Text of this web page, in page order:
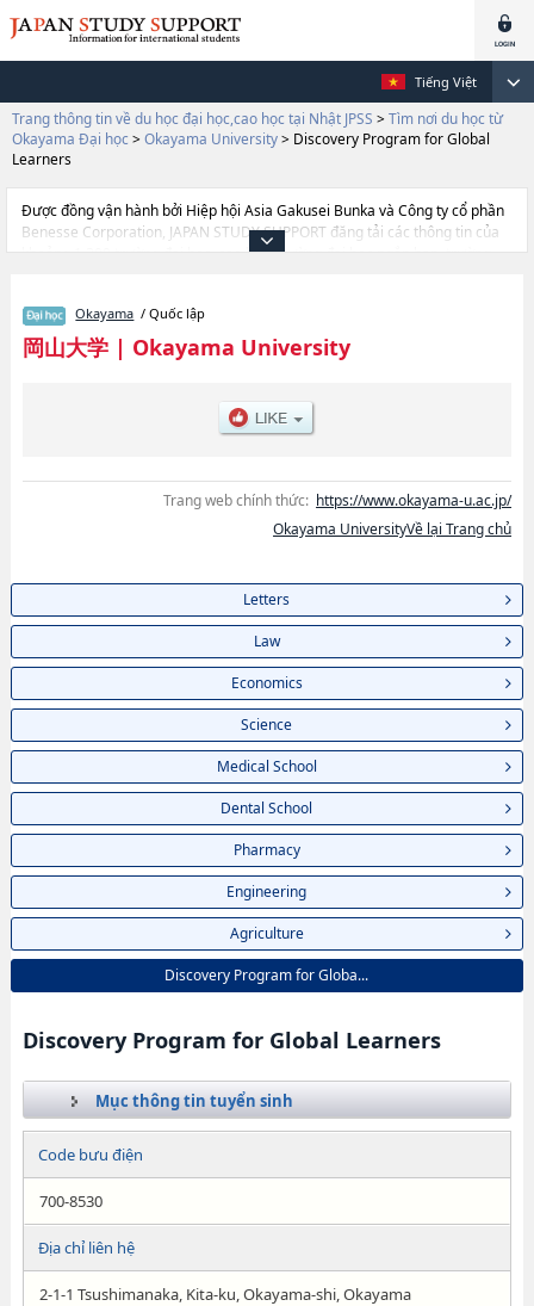
Tiếng Việt
Trang thông tin về du học đại học,cao học tại Nhật JPSS > Tìm nơi du học từ
Okayama Đại học > Okayama University> Discovery Program for Global
Learners
Được đồng vận hành bởi Hiệp hội Asia Gakusei Bunka và Công ty cổ phần
Benesse Corporation, JAPAN STUDY SUPPORT đăng tải các thông tin của
khoảng 1.300 trường đại học, cao học, trường đại học ngắn hạn, trường
cần thiết dành cho du học sinh, như là về các Ngành LettershoặcNgành
LawhoặcNgành EconomicshoặcNgành SciencehoặcNgành Medical
SchoolhoặcNgành Dental SchoolhoặcNgành PharmacyhoặcNgành
Global Learners, thông tin về từng ngành học, thông tin liên quan đến thi
tuyển như số lượng tuyển sinh, số lượng trúng tuyển, cở sở trang thiết bị,
Okayama / Quốc lập
岡山大学| Okayama University
Trang web chính thức: https://www.okayama-u.ac.jp/
Okayama UniversityVề lại Trang chủ
Letters
Law
Economics
Science
Medical School
Dental School
Pharmacy
Engineering
Agriculture
Discovery Program for Globa...
Discovery Program for Global Learners
Mục thông tin tuyển sinh
Code bưu điện
700-8530
Địa chỉ liên hệ
2-1-1 Tsushimanaka, Kita-ku, Okayama-shi, Okayama